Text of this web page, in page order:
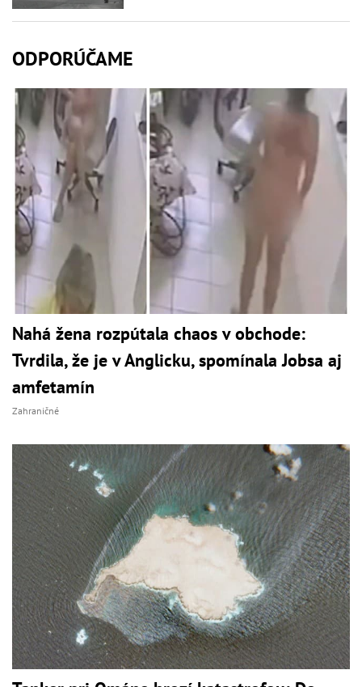
ODPORÚČAME
Nahá žena rozpútala chaos v obchode:
Tvrdila, že je v Anglicku, spomínala Jobsa aj
amfetamín
Zahraničné